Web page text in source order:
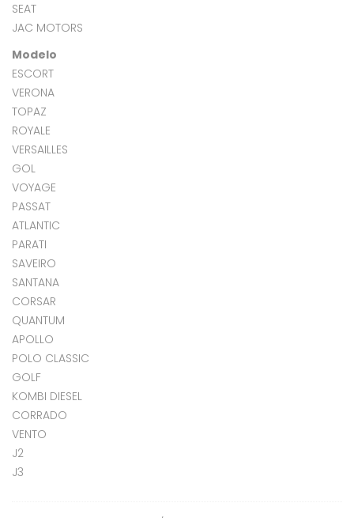
SEAT
JAC MOTORS
Modelo
ESCORT
VERONA
TOPAZ
ROYALE
VERSAILLES
GOL
VOYAGE
PASSAT
ATLANTIC
PARATI
SAVEIRO
SANTANA
CORSAR
QUANTUM
APOLLO
POLO CLASSIC
GOLF
KOMBI DIESEL
CORRADO
VENTO
J2
J3